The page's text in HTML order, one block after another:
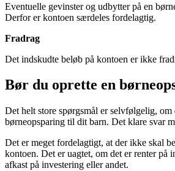
Eventuelle gevinster og udbytter på en
Derfor er kontoen særdeles fordelagtig.
Fradrag
Det indskudte beløb på kontoen er ikke
Bør du oprette en
Det helt store spørgsmål er selvfølgelig, om
børneopsparing til dit barn. Det klare svar
Det er meget fordelagtigt, at der ikke skal
kontoen. Det er uagtet, om det er renter på
afkast på investering eller andet.